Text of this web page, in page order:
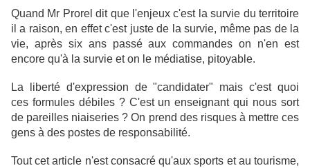
Quand Mr Prorel dit que l'enjeux c'est la survie du territoire
il a raison, en effet c'est juste de la survie, même pas de la
vie, après six ans passé aux commandes on n'en est
encore qu'à la survie et on le médiatise, pitoyable.
La liberté d'expression de "candidater" mais c'est quoi
ces formules débiles ? C'est un enseignant qui nous sort
de pareilles niaiseries ? On prend des risques à mettre ces
gens à des postes de responsabilité.
Tout cet article n'est consacré qu'aux sports et au tourisme,